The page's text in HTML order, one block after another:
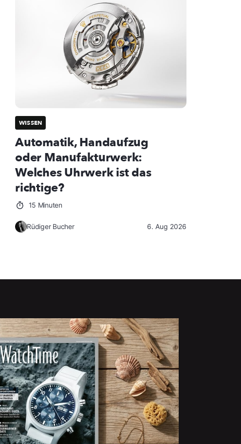
WISSEN
Automatik, Handaufzug
oder Manufakturwerk:
Welches Uhrwerk ist das
richtige?
15 Minuten
Rüdiger Bucher 6. Aug 2026